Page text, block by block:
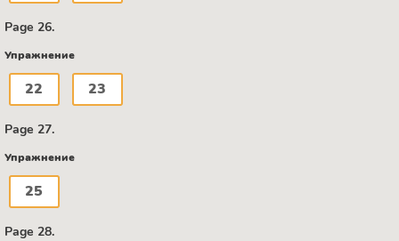
Page 26.
Упражнение
22 23
Page 27.
Упражнение
25
Page 28.